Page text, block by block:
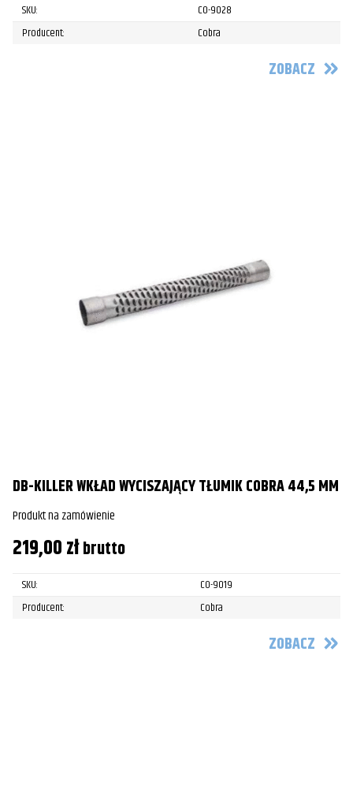
SKU:
CO-9028
Producent:
Cobra
ZOBACZ
DB-KILLER WKŁAD WYCISZAJĄCY TŁUMIK COBRA 44,5 MM
Produkt na zamówienie
219,00złbrutto
SKU:
CO-9019
Producent:
Cobra
ZOBACZ